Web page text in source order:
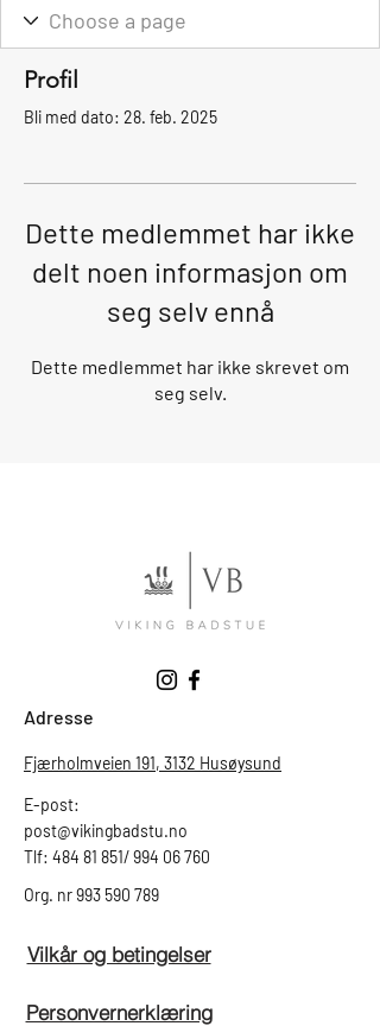
Profil
Bli med dato: 28. feb. 2025
Dette medlemmet har ikke
delt noen informasjon om
seg selv ennå
Dette medlemmet har ikke skrevet om
seg selv.
Adresse
Fjærholmveien 191, 3132 Husøysund
E-post:
post@vikingbadstu.no
Tlf: 484 81 851/ 994 06 760
Org. nr993 590 789
Vilkår og betingelser
Personvernerklæring